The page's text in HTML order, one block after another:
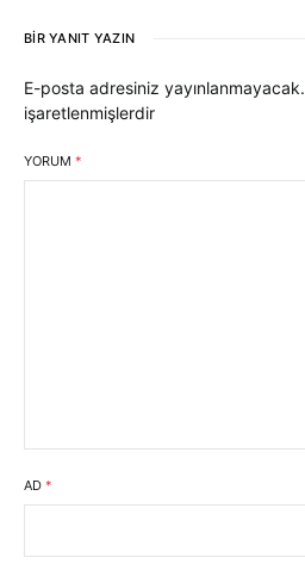
BIR YANIT YAZIN
E-posta adresiniz yayınlanmayacak.
işaretlenmişlerdir
YORUM *
AD *